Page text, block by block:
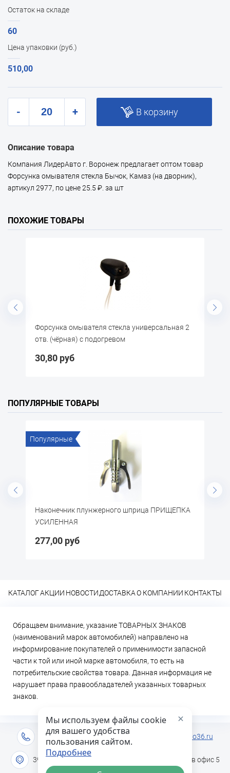
Остаток на складе
60
Цена упаковки (руб.)
510,00
- + В корзину
Описание товара
Компания ЛидерАвто г. Воронеж предлагает оптом товар
Форсунка омывателя стекла Бычок, Камаз (на дворник),
артикул 2977, по цене 25.5 ₽. за шт
ПОХОЖИЕ ТОВАРЫ
омывателя стекла универсальная 2
(чёрная) с подогревом
Форсунка
ПОПУЛЯРНЫЕ ТОВАРЫ
Популярные
Наконечник плунжерного шприца ПРИЩЕПКА
УСИЛЕННАЯ
277,00 руб
КАТАЛОГАКЦИИ НОВОСТИДОСТАВКА О КОМПАНИИ КОНТАКТЫ
Обращаем внимание, указание ТОВАРНЫХ ЗНАКОВ
(наименований марок автомобилей) направлено на
информирование покупателей о применимости запасной
части к той или иной марке автомобиля, то есть на
потребительские свойства товара. Данная информация не
нарушает права правообладателей указанных товарных
знаков.
+7 (473) 2-333-717 info@lideravto36.ru
394051 г. Воронеж, ул. Героев Сибиряков дом 1в офис 5
Мы используем файлы cookie
для вашего удобства
пользования сайтом.
Подробнее
×